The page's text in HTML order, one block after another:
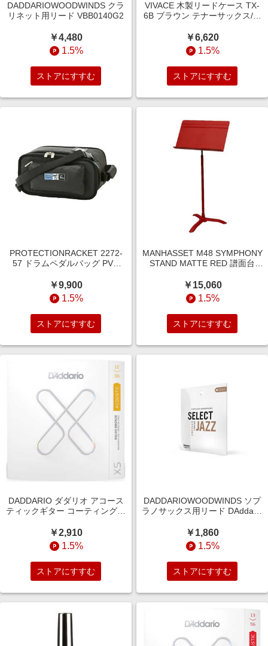
DADDARIOWOODWINDS クラ
リネット用リード VBB0140G2
￥4,480
1.5%
ストアにすすむ
VIVACE 木製リードケース TX-
6B ブラウン テナーサックス/バ
TX6B
￥6,620
1.5%
ストアにすすむ
PROTECTIONRACKET 2272-
57 ドラムペダルバッグ PVC
￥9,900
1.5%
ストアにすすむ
MANHASSET M48 SYMPHONY
STAND MATTE RED 譜面台
￥15,060
1.5%
ストアにすすむ
DADDARIO ダダリオ アコース
ティックギター コーティング弦
XSABR1256
￥2,910
1.5%
ストアにすすむ
DADDARIOWOODWINDS ソプ
ラノサックス用リード DAddario
￥1,860
1.5%
ストアにすすむ